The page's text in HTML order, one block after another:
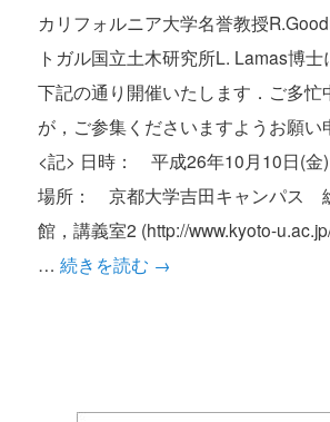
カリフォルニア大学名誉教授
トガル国立土木研究所L. Lamas博
下記の通り開催いたします．ご多忙
が，ご参集くださいますようお願い
<記> 日時： 平成26年10月10日(金
場所： 京都大学吉田キャンパス
館，講義室2 (http://www.kyoto-
…続きを読む →